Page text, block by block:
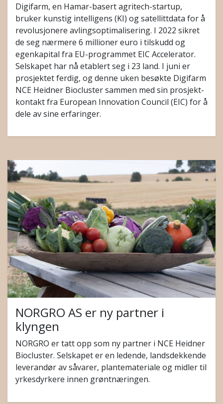
Digifarm, en Hamar-basert agritech-startup,
bruker kunstig intelligens (KI) og satellittdata for å
revolusjonere avlingsoptimalisering. I 2022 sikret
de seg nærmere 6 millioner euro i tilskudd og
egenkapital fra EU-programmet EIC Accelerator.
Selskapet har nå etablert seg i 23 land. I juni er
prosjektet ferdig, og denne uken besøkte Digifarm
NCE Heidner Biocluster sammen med sin prosjekt-
kontakt fra European Innovation Council (EIC) for å
dele av sine erfaringer.
NORGRO AS er ny partner i
klyngen
NORGRO er tatt opp som ny partner i NCE Heidner
Biocluster. Selskapet er en ledende, landsdekkende
leverandør av såvarer, plantemateriale og midler til
yrkesdyrkere innen grøntnæringen.